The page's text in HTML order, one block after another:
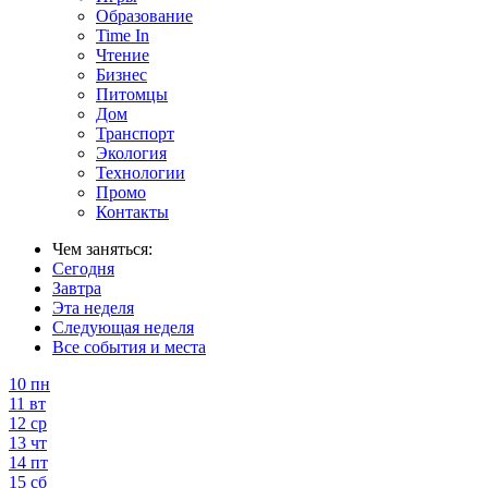
Образование
Time In
Чтение
Бизнес
Питомцы
Дом
Транспорт
Экология
Технологии
Промо
Контакты
Чем заняться:
Сегодня
Завтра
Эта неделя
Следующая неделя
Все события и места
10 пн
11 вт
12 ср
13 чт
14 пт
15 сб